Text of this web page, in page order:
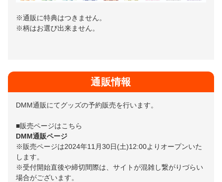
※通販に特典はつきません。
※柄はお選び出来ません。
通販情報
DMM通販にてグッズの予約販売を行います。
■販売ページはこちら
DMM通販ページ
※販売ページは2024年11月30日(土)12:00よりオープンいた
します。
※受付開始直後や締切間際は、サイトが混雑し繋がりづらい
場合がございます。